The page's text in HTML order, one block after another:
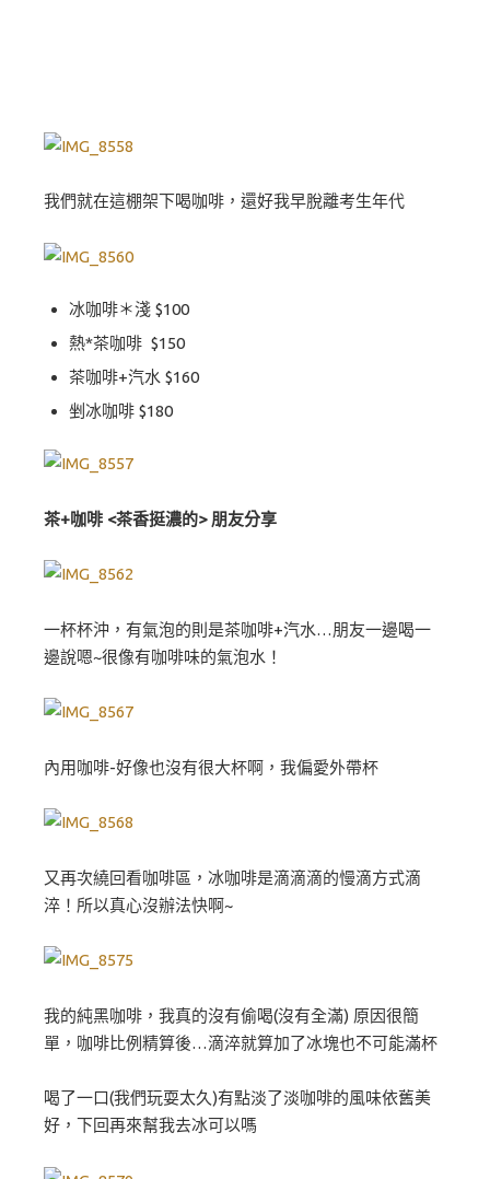
我們就在這棚架下喝咖啡，還好我早脫離考生年代
冰咖啡＊淺 $100
熱*茶咖啡 $150
茶咖啡+汽水 $160
剉冰咖啡 $180
茶+咖啡 <茶香挺濃的> 朋友分享
一杯杯沖，有氣泡的則是茶咖啡+汽水…朋友一邊喝一
邊說嗯~很像有咖啡味的氣泡水！
內用咖啡-好像也沒有很大杯啊，我偏愛外帶杯
又再次繞回看咖啡區，冰咖啡是滴滴滴的慢滴方式滴
淬！所以真心沒辦法快啊~
我的純黑咖啡，我真的沒有偷喝(沒有全滿) 原因很簡
單，咖啡比例精算後…滴淬就算加了冰塊也不可能滿杯
喝了一口(我們玩耍太久)有點淡了淡咖啡的風味依舊美
好，下回再來幫我去冰可以嗎